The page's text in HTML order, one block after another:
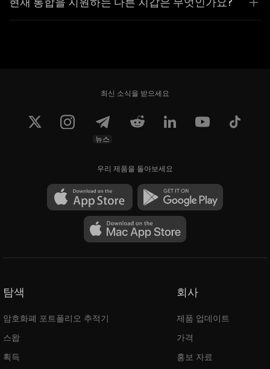
최신 소식을 받으세요
뉴스
우리 제품을 돌아보세요
탐색
암호화폐 포트폴리오 추적기
스왑
획득
회사
제품 업데이트
가격
홍보 자료